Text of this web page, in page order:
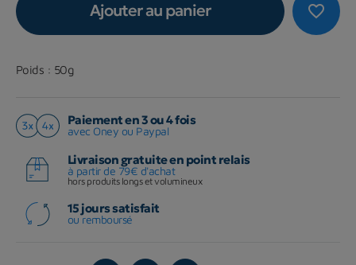
favorite_border
Ajouter au panier
Poids : 50g
Paiement en 3 ou 4 fois
avec Oney ou Paypal
Livraison gratuite en point relais
à partir de 79€ d'achat
hors produits longs et volumineux
15 jours satisfait
ou remboursé